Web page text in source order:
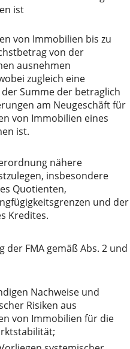
ist
von Immobilien bis zu
von der
ausnehmen
zugleich eine
Summe der betraglich
am Neugeschäft für
von Immobilien eines
ist.
nähere
insbesondere
Quotienten,
und der
Kredites.
der FMA gemäß Abs. 2 und
Nachweise und
Risiken aus
von Immobilien für die